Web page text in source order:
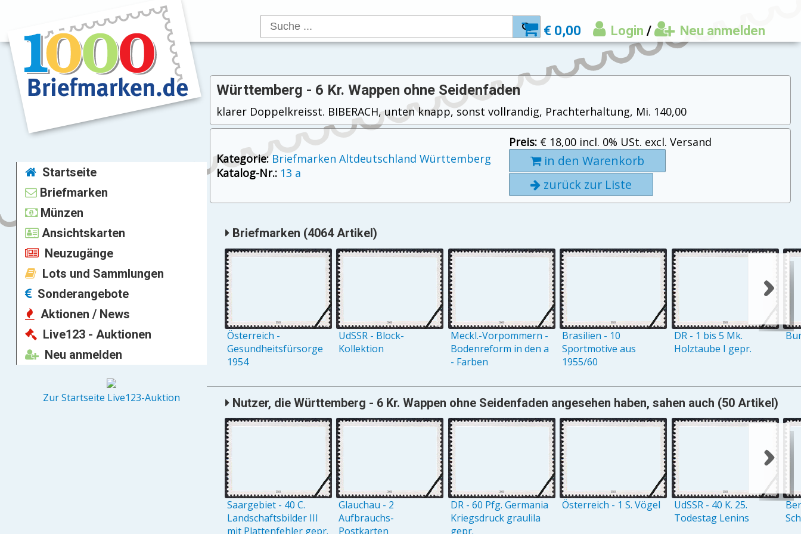
€ 0,00 Login / Neu anmelden
Startseite
Briefmarken
Münzen
Ansichtskarten
Neuzugänge
Lots und Sammlungen
Sonderangebote
Aktionen / News
Live123 - Auktionen
Neu anmelden
Zur Startseite Live123-Auktion
Württemberg - 6 Kr. Wappen ohne Seidenfaden
klarer Doppelkreisst. BIBERACH, unten knapp, sonst vollrandig, Prachterhaltung, Mi. 140,00
Kategorie: Briefmarken Altdeutschland Württemberg
Katalog-Nr.: 13 a
Preis: € 18,00 incl. 0% USt. excl. Versand
in den Warenkorb
zurück zur Liste
Briefmarken (4064 Artikel)
Österreich -
Gesundheitsfürsorge
1954
UdSSR - Block-
Kollektion
Meckl.-Vorpommern -
Bodenreform in den a
- Farben
Brasilien - 10
Sportmotive aus
1955/60
DR - 1 bis 5 Mk.
Holztaube I gepr.
Nutzer, die Württemberg - 6 Kr. Wappen ohne Seidenfaden angesehen haben, sahen auch (50 Artikel)
Saargebiet - 40 C.
Landschaftsbilder III
mit Plattenfehler gepr.
Glauchau - 2
Aufbrauchs-
Postkarten
DR - 60 Pfg. Germania
Kriegsdruck graulila
gepr.
Österreich - 1 S. Vögel
UdSSR - 40 K. 25.
Todestag Lenins